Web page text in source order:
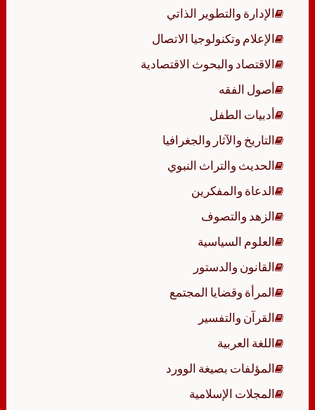
الإدارة والتطوير الذاتي
الإعلام وتكنولوجيا الاتصال
الاقتصاد والبحوث الاقتصادية
أصول الفقه
أدبيات الطفل
التاريخ والآثار والجغرافيا
الحديث والتراث النبوي
الدعاة والمفكرين
الزهد والتصوف
العلوم السياسية
القانون والدستور
المرأة وقضايا المجتمع
القرآن والتفسير
اللغة العربية
المؤلفات بصيغة الوورد
المجلات الإسلامية